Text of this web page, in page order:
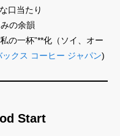
口当たり
の余韻
の一杯”**化（ソイ、オー
ックス コーヒー ジャパン)
Start